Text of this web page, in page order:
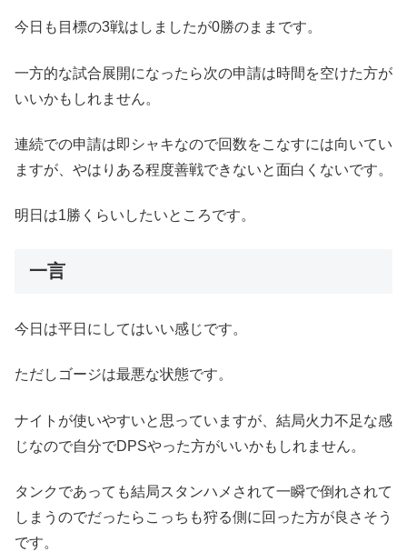
今日も目標の3戦はしましたが0勝のままです。
一方的な試合展開になったら次の申請は時間を空けた方が
いいかもしれません。
連続での申請は即シャキなので回数をこなすには向いてい
ますが、やはりある程度善戦できないと面白くないです。
明日は1勝くらいしたいところです。
一言
今日は平日にしてはいい感じです。
ただしゴージは最悪な状態です。
ナイトが使いやすいと思っていますが、結局火力不足な感
じなので自分でDPSやった方がいいかもしれません。
タンクであっても結局スタンハメされて一瞬で倒れされて
しまうのでだったらこっちも狩る側に回った方が良さそう
です。